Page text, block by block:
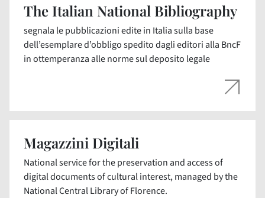
The Italian National Bibliography
segnala le pubblicazioni edite in Italia sulla base
dell’esemplare d’obbligo spedito dagli editori alla BncF
in ottemperanza alle norme sul deposito legale
Magazzini Digitali
National service for the preservation and access of
digital documents of cultural interest, managed by the
National Central Library of Florence.